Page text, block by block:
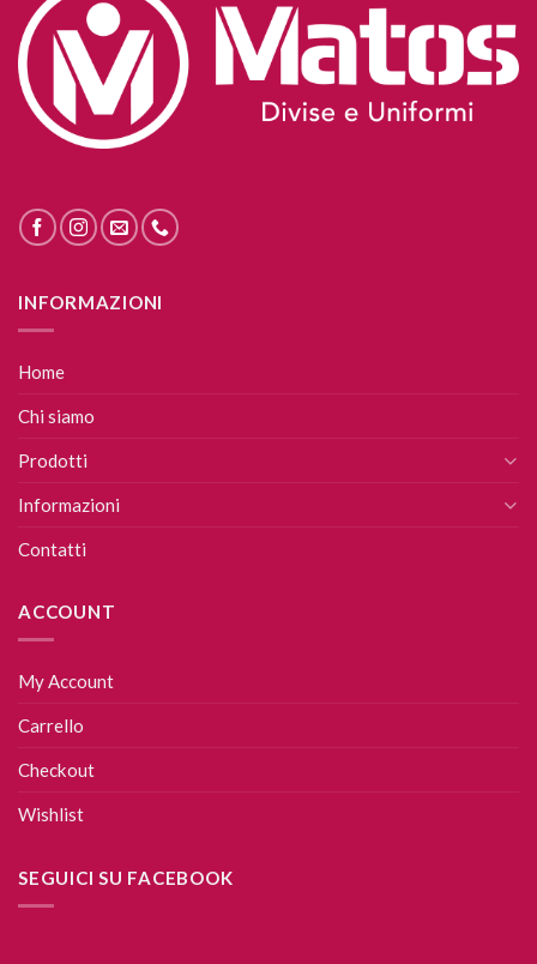
INFORMAZIONI
Home
Chi siamo
Prodotti
Informazioni
Contatti
ACCOUNT
My Account
Carrello
Checkout
Wishlist
SEGUICI SU FACEBOOK